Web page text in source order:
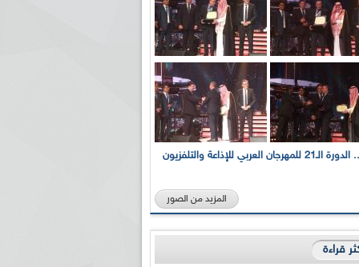
بالصور... الدورة الـ21 للمهرجان العربي للإذاعة والتلفزيون
المزيد من الصور
قراءة